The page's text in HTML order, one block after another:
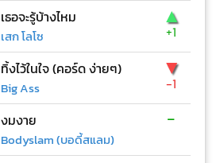
เธอจะรู้บ้างไหม
เสก โลโซ
▲
+1
ทิ้งไว้ในใจ (คอร์ด ง่ายๆ)
Big Ass
▼
-1
งมงาย
Bodyslam (บอดี้สแลม)
-